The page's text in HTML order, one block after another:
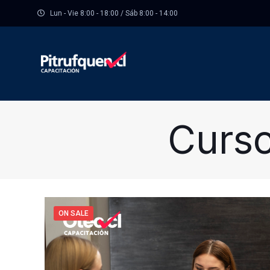
Lun - Vie 8:00 - 18:00 / Sáb 8:00 - 14:00
ON SALE